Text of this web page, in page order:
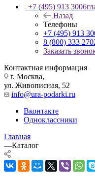
+7 (495) 913 3006
Назад
Телефоны
+7 (495) 913
8 (800) 333
Заказать
Контактная информация
г. Москва,
ул. Живописная, 52
info@ura-podarki.ru
Вконтакте
Одноклассники
Главная
—Каталог